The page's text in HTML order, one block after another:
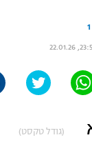
פודקאסט
(גודל טקסט)